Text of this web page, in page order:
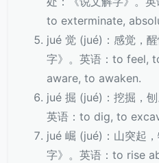
to exterminate,
jué 觉 (jué)：感觉，
字》。英语：to feel,
aware, to awaken.
jué 掘 (jué)：挖掘，刨
英语：to dig, to
jué 崛 (jué)：山突起
字》。英语：to rise